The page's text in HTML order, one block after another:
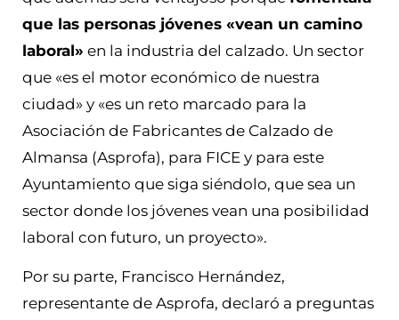
que las personas jóvenes «vean un camino
laboral» en la industria del calzado. Un sector
que «es el motor económico de nuestra
ciudad» y «es un reto marcado para la
Asociación de Fabricantes de Calzado de
Almansa (Asprofa), para FICE y para este
Ayuntamiento que siga siéndolo, que sea un
sector donde los jóvenes vean una posibilidad
laboral con futuro, un proyecto».
Por su parte, Francisco Hernández,
representante de Asprofa, declaró a preguntas